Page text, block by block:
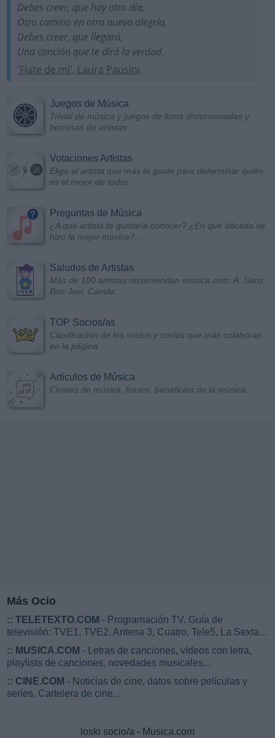
Debes creer, que hay otro día,
Otro camino en otra nueva alegría,
Debes creer, que llegará,
Una canción que te dirá la verdad.
'Fíate de mí', Laura Pausini
Juegos de Música
Trivial de música y juegos de fotos distorsionadas y
borrosas de artistas
Votaciones Artistas
Elige al artista que más te guste para determinar quién
es el mejor de todos
Preguntas de Música
¿A qué artista te gustaría conocer? ¿En qué década se
hizo la mejor música?...
Saludos de Artistas
Más de 100 artistas recomiendan musica.com: A. Sanz,
Bon Jovi, Camila...
TOP Socios/as
Clasificación de los socios y socias que más colaboran
en la página
Artículos de Música
Chistes de música, frases, beneficios de la música...
Más Ocio
:: TELETEXTO.COM - Programación TV. Guía de
televisión: TVE1, TVE2, Antena 3, Cuatro, Tele5, La Sexta...
:: MUSICA.COM - Letras de canciones, vídeos con letra,
playlists de canciones, novedades musicales...
:: CINE.COM - Noticias de cine, datos sobre películas y
series. Cartelera de cine...
loski socio/a - Musica.com